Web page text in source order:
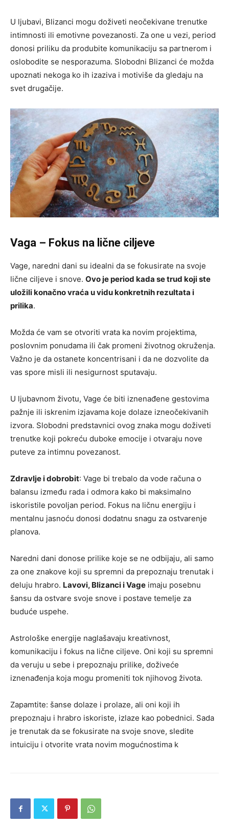
U ljubavi, Blizanci mogu doživeti neočekivane trenutke
intimnosti ili emotivne povezanosti. Za one u vezi, period
donosi priliku da produbite komunikaciju sa partnerom i
oslobodite se nesporazuma. Slobodni Blizanci će možda
upoznati nekoga ko ih izaziva i motiviše da gledaju na
svet drugačije.
Vaga – Fokus na lične ciljeve
Vage, naredni dani su idealni da se fokusirate na svoje
lične ciljeve i snove. Ovo je period kada se trud koji ste
uložili konačno vraća u vidu konkretnih rezultata i
prilika.
Možda će vam se otvoriti vrata ka novim projektima,
poslovnim ponudama ili čak promeni životnog okruženja.
Važno je da ostanete koncentrisani i da ne dozvolite da
vas spore misli ili nesigurnost sputavaju.
U ljubavnom životu, Vage će biti iznenađene gestovima
pažnje ili iskrenim izjavama koje dolaze izneočekivanih
izvora. Slobodni predstavnici ovog znaka mogu doživeti
trenutke koji pokreću duboke emocije i otvaraju nove
puteve za intimnu povezanost.
Zdravlje i dobrobit: Vage bi trebalo da vode računa o
balansu između rada i odmora kako bi maksimalno
iskoristile povoljan period. Fokus na ličnu energiju i
mentalnu jasnoću donosi dodatnu snagu za ostvarenje
planova.
Naredni dani donose prilike koje se ne odbijaju, ali samo
za one znakove koji su spremni da prepoznaju trenutak i
deluju hrabro. Lavovi, Blizanci i Vage imaju posebnu
šansu da ostvare svoje snove i postave temelje za
buduće uspehe.
Astrološke energije naglašavaju kreativnost,
komunikaciju i fokus na lične ciljeve. Oni koji su spremni
da veruju u sebe i prepoznaju prilike, doživeće
iznenađenja koja mogu promeniti tok njihovog života.
Zapamtite: šanse dolaze i prolaze, ali oni koji ih
prepoznaju i hrabro iskoriste, izlaze kao pobednici. Sada
je trenutak da se fokusirate na svoje snove, sledite
intuiciju i otvorite vrata novim mogućnostima k